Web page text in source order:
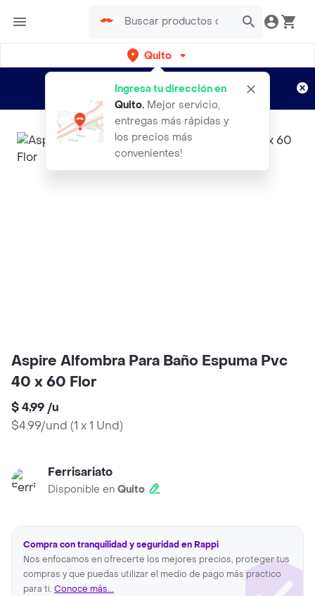
Quito
Ingresa tu dirección en
Quito. Mejor servicio,
entregas más rápidas y
los precios más
convenientes!
envíos gratis por semanas
Aplican TyC
Aspire Alfombra Para Baño Espuma Pvc
40 x 60 Flor
$ 4,99 /u
$4.99/und (1 x 1 Und)
Ferrisariato
Disponible en Quito
Compra con tranquilidad y seguridad en Rappi
Nos enfocamos en ofrecerte los mejores precios, proteger tus
compras y que puedas utilizar el medio de pago más practico
para ti. Conoce más...